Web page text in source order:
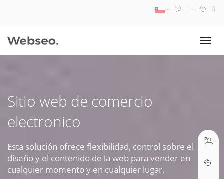
Sitio web de comercio
electronico
Esta solución ofrece flexibilidad, control sobre el
diseño y el contenido de la web para vender en
cualquier momento y en cualquier lugar.
09:30 AM A 18:30 PM
soporte@webseo.cl
ABRIR TICKET